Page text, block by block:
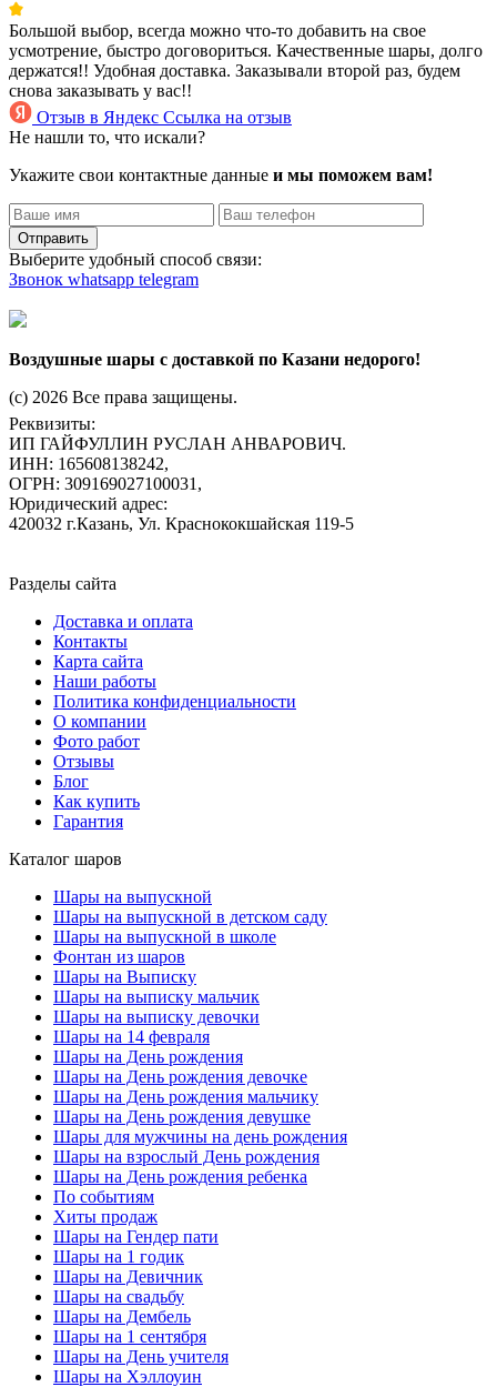
Большой выбор, всегда можно что-то добавить на свое
усмотрение, быстро договориться. Качественные шары, долго
держатся!! Удобная доставка. Заказывали второй раз, будем
снова заказывать у вас!!
Отзыв в Яндекс Ссылка на отзыв
Не нашли то, что искали?
Укажите свои контактные данные и мы поможем вам!
Отправить
Выберите удобный способ связи:
Звонок whatsapp telegram
Воздушные шары с доставкой по Казани недорого!
(c) 2026 Все права защищены.
Реквизиты:
ИП ГАЙФУЛЛИН РУСЛАН АНВАРОВИЧ.
ИНН: 165608138242,
ОГРН: 309169027100031,
Юридический адрес:
420032 г.Казань, Ул. Краснококшайская 119-5
Разделы сайта
Доставка и оплата
Контакты
Карта сайта
Наши работы
Политика конфиденциальности
О компании
Фото работ
Отзывы
Блог
Как купить
Гарантия
Каталог шаров
Шары на выпускной
Шары на выпускной в детском саду
Шары на выпускной в школе
Фонтан из шаров
Шары на Выписку
Шары на выписку мальчик
Шары на выписку девочки
Шары на 14 февраля
Шары на День рождения
Шары на День рождения девочке
Шары на День рождения мальчику
Шары на День рождения девушке
Шары для мужчины на день рождения
Шары на взрослый День рождения
Шары на День рождения ребенка
По событиям
Хиты продаж
Шары на Гендер пати
Шары на 1 годик
Шары на Девичник
Шары на свадьбу
Шары на Дембель
Шары на 1 сентября
Шары на День учителя
Шары на Хэллоуин